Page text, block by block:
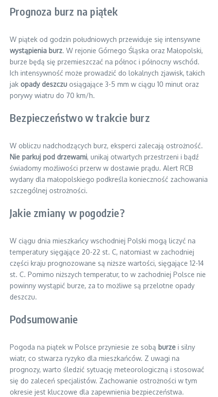
Prognoza burz na piątek
W piątek od godzin południowych przewiduje się intensywne
wystąpienia burz. W rejonie Górnego Śląska oraz Małopolski,
burze będą się przemieszczać na północ i północny wschód.
Ich intensywność może prowadzić do lokalnych zjawisk, takich
jak opady deszczu osiągające 3-5 mm w ciągu 10 minut oraz
porywy wiatru do 70 km/h.
Bezpieczeństwo w trakcie burz
W obliczu nadchodzących burz, eksperci zalecają ostrożność.
Nie parkuj pod drzewami, unikaj otwartych przestrzeni i bądź
świadomy możliwości przerw w dostawie prądu. Alert RCB
wydany dla małopolskiego podkreśla konieczność zachowania
szczególnej ostrożności.
Jakie zmiany w pogodzie?
W ciągu dnia mieszkańcy wschodniej Polski mogą liczyć na
temperatury sięgające 20-22 st. C, natomiast w zachodniej
części kraju prognozowane są niższe wartości, sięgające 12-14
st. C. Pomimo niższych temperatur, to w zachodniej Polsce nie
powinny wystąpić burze, za to możliwe są przelotne opady
deszczu.
Podsumowanie
Pogoda na piątek w Polsce przyniesie ze sobą burze i silny
wiatr, co stwarza ryzyko dla mieszkańców. Z uwagi na
prognozy, warto śledzić sytuację meteorologiczną i stosować
się do zaleceń specjalistów. Zachowanie ostrożności w tym
okresie jest kluczowe dla zapewnienia bezpieczeństwa.